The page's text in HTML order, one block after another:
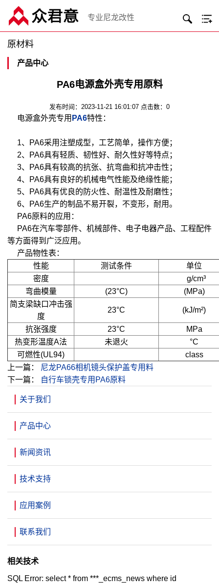
专业尼龙改性
原材料
产品中心
PA6电源盒外壳专用原料
发布时间：2023-11-21 16:01:07 点击数：0
电源盒外壳专用 PA6特性：
1、PA6采用注塑成型，工艺简单，操作方便；
2、PA6具有轻质、韧性好、耐久性好等特点；
3、PA6具有较高的抗张、抗弯曲和抗冲击性；
4、PA6具有良好的机械电气性能及绝缘性能；
5、PA6具有优良的防火性、耐温性及耐磨性；
6、PA6生产的制品不易开裂，不变形，耐用。
PA6原料的应用：
PA6在汽车零部件、机械部件、电子电器产品、工程配件
等方面得到广泛应用。
产品物性表：
性能
测试条件
单位
密度
g/cm³
弯曲模量
(23°C)
(MPa)
简支梁缺口冲击强
度
23°C (kJ/m²)
抗张强度 23°C
MPa
热变形温度A法
未退火
°C
可燃性(UL94)
class
上一篇：
尼龙PA66相机镜头保护盖专用料
下一篇：
自行车锁壳专用PA6原料
关于我们
产品中心
新闻资讯
技术支持
应用案例
联系我们
相关技术
SQL Error: select * from ***_ecms_news where id